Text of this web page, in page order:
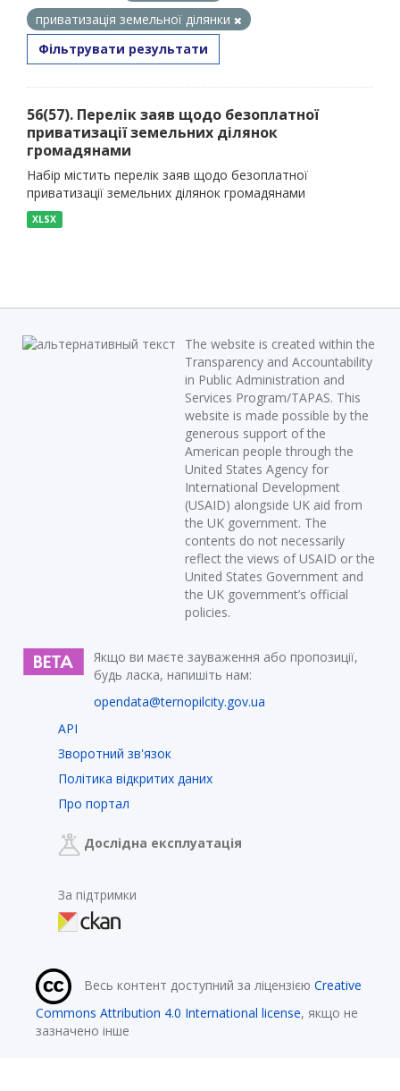
приватизація земельної ділянки
Фільтрувати результати
56(57). Перелік заяв щодо безоплатної
приватизації земельних ділянок
громадянами
Набір містить перелік заяв щодо безоплатної
приватизації земельних ділянок громадянами
XLSX
The website is created within the
Transparency and Accountability
in Public Administration and
Services Program/TAPAS. This
website is made possible by the
generous support of the
American people through the
United States Agency for
International Development
(USAID) alongside UK aid from
the UK government. The
contents do not necessarily
reflect the views of USAID or the
United States Government and
the UK government’s official
policies.
Якщо ви маєте зауваження або пропозиції,
будь ласка, напишіть нам:
opendata@ternopilcity.gov.ua
API
Зворотний зв'язок
Політика відкритих даних
Про портал
Дослідна експлуатація
За підтримки
Весь контент доступний за ліцензією Creative
Commons Attribution 4.0 International license, якщо не
зазначено інше